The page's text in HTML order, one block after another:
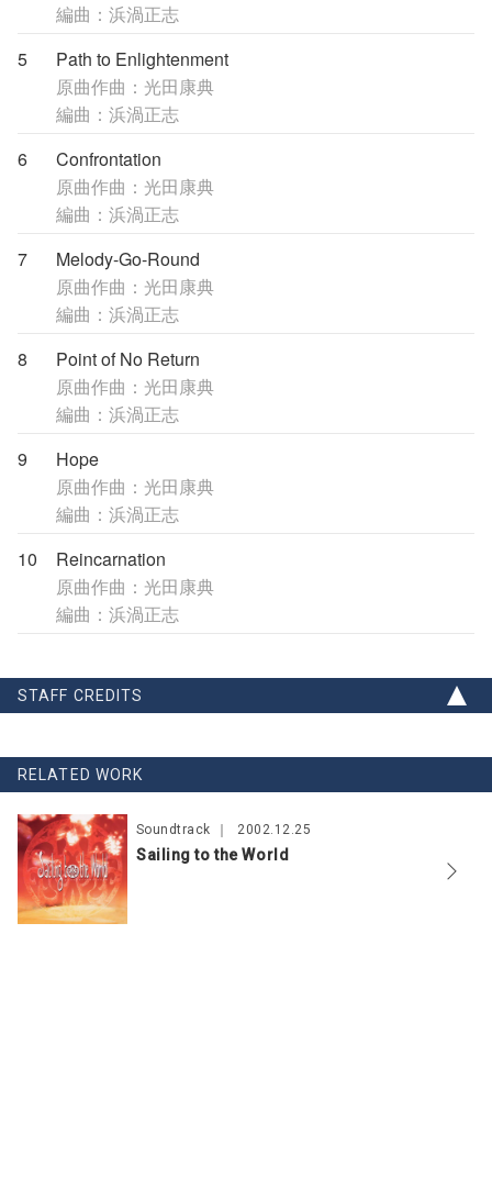
編曲：浜渦正志
5
Path to Enlightenment
原曲作曲：光田康典
編曲：浜渦正志
6
Confrontation
原曲作曲：光田康典
編曲：浜渦正志
7
Melody-Go-Round
原曲作曲：光田康典
編曲：浜渦正志
8
Point of No Return
原曲作曲：光田康典
編曲：浜渦正志
9
Hope
原曲作曲：光田康典
編曲：浜渦正志
10
Reincarnation
原曲作曲：光田康典
編曲：浜渦正志
STAFF CREDITS
RELATED WORK
Soundtrack 2002.12.25
Sailing to the World